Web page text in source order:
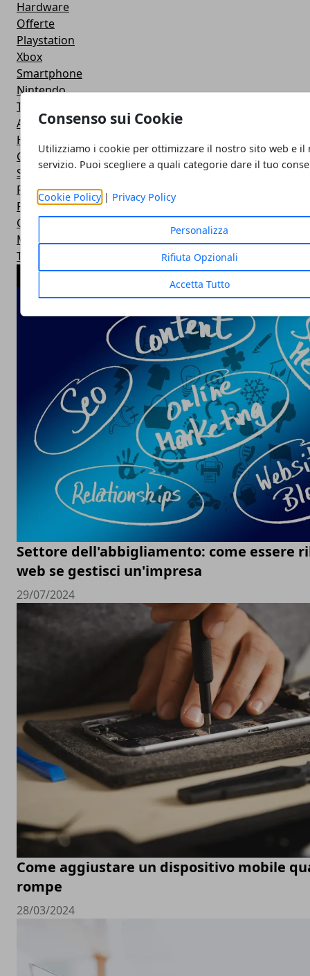
Consenso sui Cookie
Utilizziamo i cookie per ottimizzare il nostro sito web e il
servizio. Puoi scegliere a quali categorie dare il tuo
Cookie Policy| Privacy Policy
Personalizza
Rifiuta Opzionali
Accetta Tutto
Hardware
Offerte
Playstation
Xbox
Smartphone
Nintendo
Tablet
Applicazioni
Hot News
Console
Social Network
Recensioni
Film
Calcio
Motori
Trucchi
ARTICOLI POPOLARI
Settore dell'abbigliamento: come essere
web se gestisci un'impresa
29/07/2024
Come aggiustare un dispositivo mobile
rompe
28/03/2024